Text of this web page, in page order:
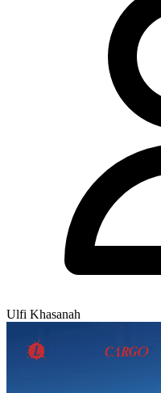
Ulfi Khasanah